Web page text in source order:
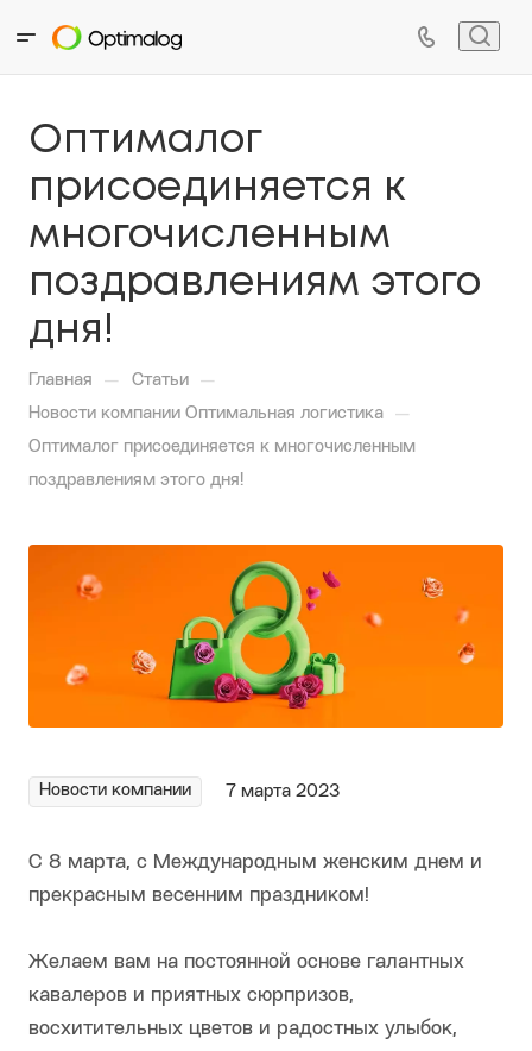
Оптималог
присоединяется к
многочисленным
поздравлениям этого
дня!
Главная — Статьи —
Новости компании Оптимальная логистика —
Оптималог присоединяется к многочисленным
поздравлениям этого дня!
Новости компании 7 марта 2023
С 8 марта, с Международным женским днем и
прекрасным весенним праздником!
Желаем вам на постоянной основе галантных
кавалеров и приятных сюрпризов,
восхитительных цветов и радостных улыбок,